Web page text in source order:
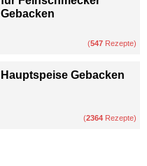
Gebacken
(547 Rezepte)
Hauptspeise Gebacken
(2364 Rezepte)